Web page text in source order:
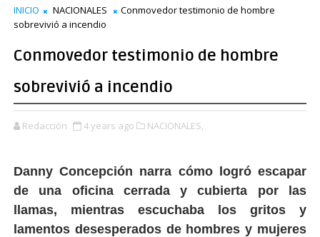
INICIO NACIONALES
Conmovedor testimonio de hombre
sobrevivió a incendio
Conmovedor testimonio de hombre
sobrevivió a incendio
Redacción 4 years ago NACIONALES,
Danny Concepción narra cómo logró escapar
de una oficina cerrada y cubierta por las
llamas, mientras escuchaba los gritos y
lamentos desesperados de hombres y mujeres